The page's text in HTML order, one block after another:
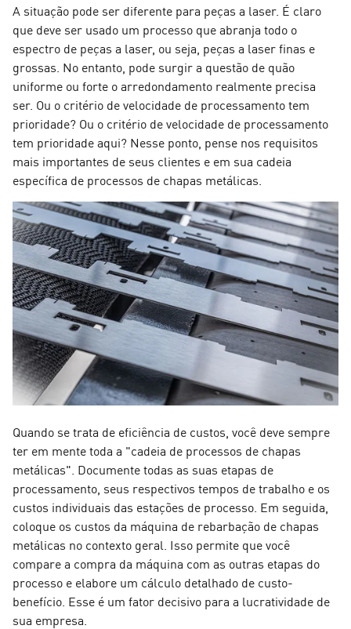
A situação pode ser diferente para peças a laser. É claro
que deve ser usado um processo que abranja todo o
espectro de peças a laser, ou seja, peças a laser finas e
grossas. No entanto, pode surgir a questão de quão
uniforme ou forte o arredondamento realmente precisa
ser. Ou o critério de velocidade de processamento tem
prioridade? Ou o critério de velocidade de processamento
tem prioridade aqui? Nesse ponto, pense nos requisitos
mais importantes de seus clientes e em sua cadeia
específica de processos de chapas metálicas.
Quando se trata de eficiência de custos, você deve sempre
ter em mente toda a "cadeia de processos de chapas
metálicas". Documente todas as suas etapas de
processamento, seus respectivos tempos de trabalho e os
custos individuais das estações de processo. Em seguida,
coloque os custos da máquina de rebarbação de chapas
metálicas no contexto geral. Isso permite que você
compare a compra da máquina com as outras etapas do
processo e elabore um cálculo detalhado de custo-
benefício. Esse é um fator decisivo para a lucratividade de
sua empresa.